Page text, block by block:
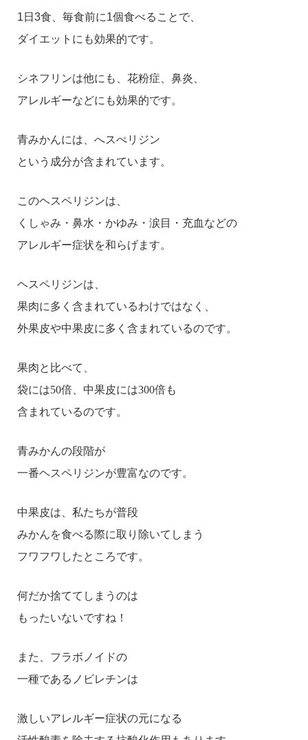
1日3食、毎食前に1個食べることで、
ダイエットにも効果的です。
シネフリンは他にも、花粉症、鼻炎、
アレルギーなどにも効果的です。
青みかんには、へスぺリジン
という成分が含まれています。
このヘスペリジンは、
くしゃみ・鼻水・かゆみ・涙目・充血などの
アレルギー症状を和らげます。
ヘスペリジンは、
果肉に多く含まれているわけではなく、
外果皮や中果皮に多く含まれているのです。
果肉と比べて、
袋には50倍、中果皮には300倍も
含まれているのです。
青みかんの段階が
一番ヘスペリジンが豊富なのです。
中果皮は、私たちが普段
みかんを食べる際に取り除いてしまう
フワフワしたところです。
何だか捨ててしまうのは
もったいないですね！
また、フラボノイドの
一種であるノビレチンは
激しいアレルギー症状の元になる